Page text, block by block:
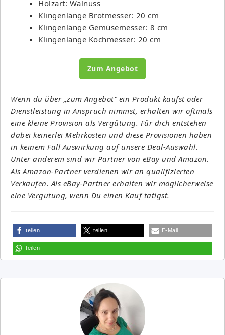
Holzart: Walnuss
Klingenlänge Brotmesser: 20 cm
Klingenlänge Gemüsemesser: 8 cm
Klingenlänge Kochmesser: 20 cm
Zum Angebot
Wenn du über „zum Angebot“ ein Produkt kaufst oder
Dienstleistung in Anspruch nimmst, erhalten wir oftmals
eine kleine Provision als Vergütung. Für dich entstehen
dabei keinerlei Mehrkosten und diese Provisionen haben
in keinem Fall Auswirkung auf unsere Deal-Auswahl.
Unter anderem sind wir Partner von eBay und Amazon.
Als Amazon-Partner verdienen wir an qualifizierten
Verkäufen. Als eBay-Partner erhalten wir möglicherweise
eine Vergütung, wenn Du einen Kauf tätigst.
teilen teilen E-Mail
teilen